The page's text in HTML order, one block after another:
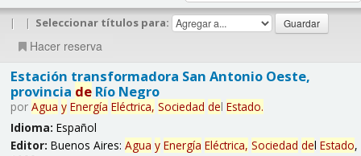
| | Seleccionar títulos para:
Hacer reserva
Estación transformadora San Antonio Oeste,
provincia deRío Negro
por Agua y Energía Eléctrica, Sociedad del Estado.
Idioma: Español
Editor: Buenos Aires: Agua y Energía Eléctrica, Sociedad del Estado,